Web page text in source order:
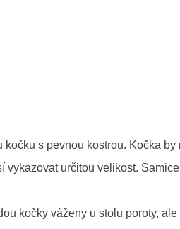
s pevnou kostrou. Kočka
vykazovat určitou velikost.
kočky váženy u stolu poroty,